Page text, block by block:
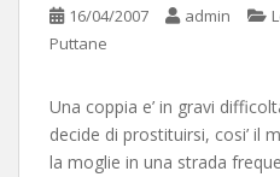
16/04/2007 admin
Puttane
Una coppia e’ in gravi
decide di prostituirsi, cosi’ il
la moglie in una strada